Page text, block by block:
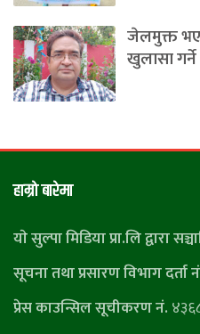
जेलमुक्त
खुलासा
हाम्राे बारेमा
याे सुल्पा मिडिया प्रा.लि द्वारा
सूचना तथा प्रसारण विभाग दर्ता
प्रेस काउन्सिल सूचीकरण नं.